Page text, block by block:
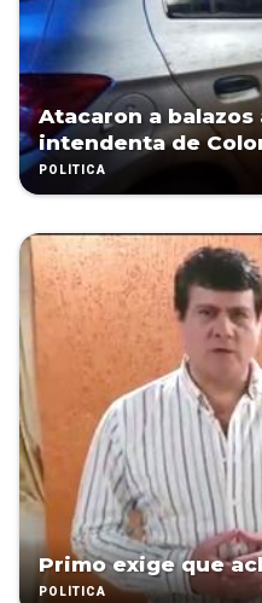
Atacaron a balazos
intendenta de
POLÍTICA
Primo exige que
POLÍTICA